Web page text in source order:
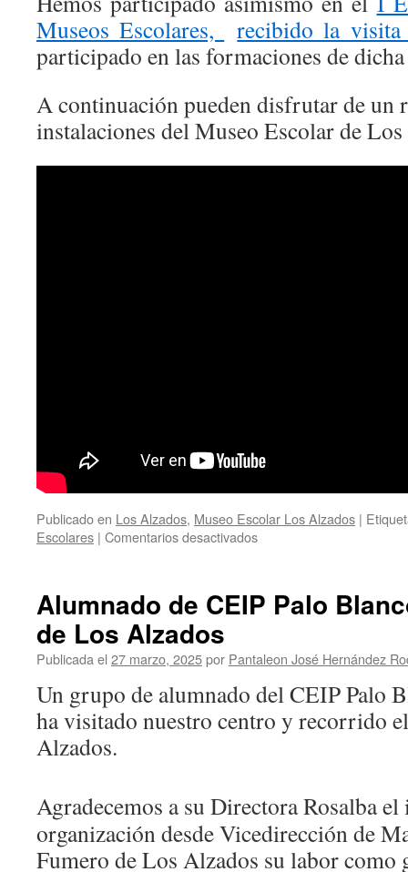
Museos Escolares,
recibido la visita
participado en las formaciones de
A continuación pueden disfrutar de un
instalaciones del Museo Escolar de
Publicado en Los Alzados, Museo Escolar Los Alzados |
Escolares | Comentarios desactivadosen
Museo
Alzados
Alumnado de CEIP Palo
de Los Alzados
Publicada el 27 marzo, 2025por Pantaleon José Hernández
Un grupo de alumnado del CEIP Palo
ha visitado nuestro centro y recorrido
Alzados.
Agradecemos a su Directora Rosalba
organización desde Vicedirección de
Fumero de Los Alzados su labor como